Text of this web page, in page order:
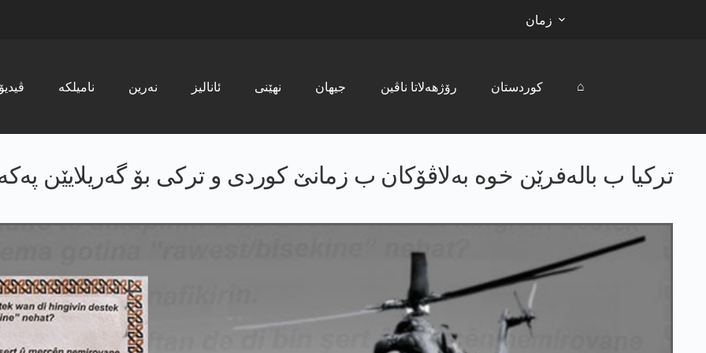
زمان
ڤیدیۆ نامیلکە نەرین ئانالیز نھێنی جیھان رۆژھەلاتا ناڤین کوردستان ⌂
ترکیا ب بالەفرێن خوە بەلاڤۆکان ب زمانێ کوردی و ترکی بۆ گەریلایێن